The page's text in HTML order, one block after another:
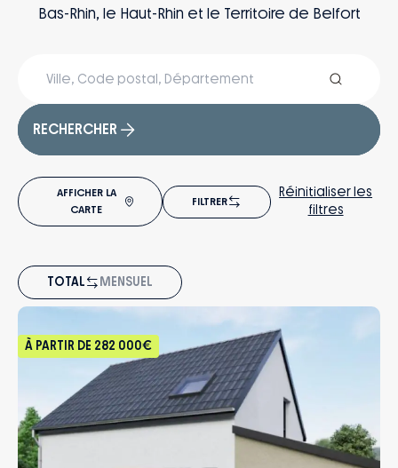
Bas-Rhin, le Haut-Rhin et le Territoire de Belfort
RECHERCHER
AFFICHER LA
CARTE
FILTRER
Réinitialiser les
filtres
TOTAL MENSUEL
À PARTIR DE 282 000€